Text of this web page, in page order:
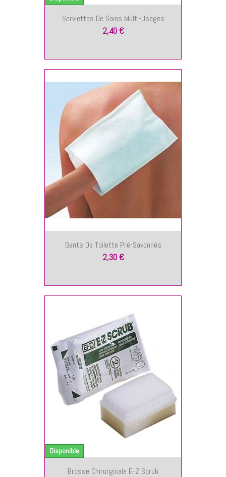
Serviettes De Soins Multi-Usages
2,40 €
Gants De Toilette Pré-Savonnés
2,30 €
Brosse Chirurgicale E-Z Scrub
Disponible